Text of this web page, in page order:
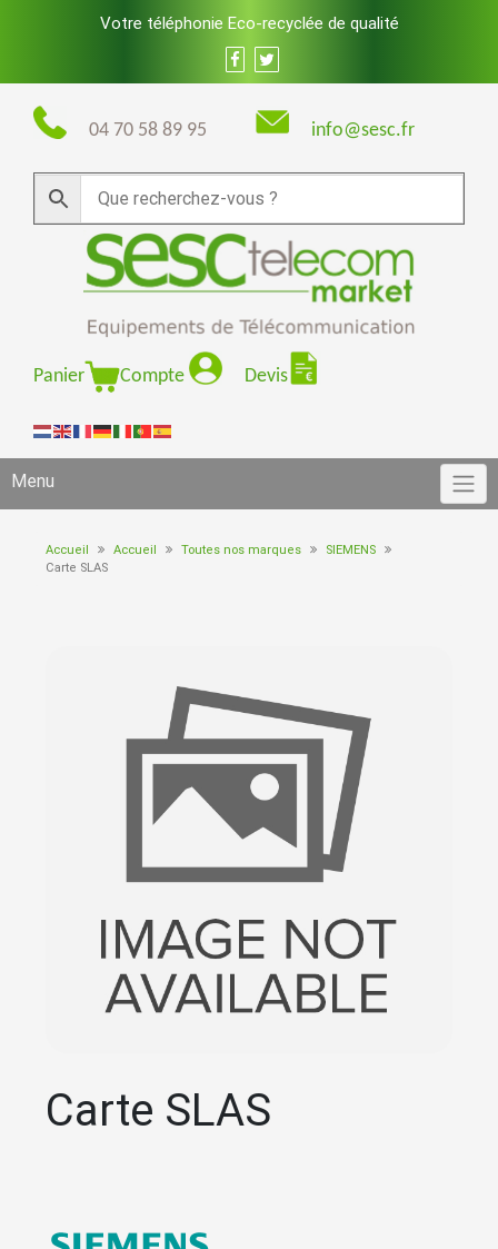
Votre téléphonie Eco-recyclée de qualité
04 70 58 89 95 info@sesc.fr
Panier Compte Devis
Menu
Accueil Accueil Toutes nos marques
SIEMENS
Carte SLAS
Carte SLAS